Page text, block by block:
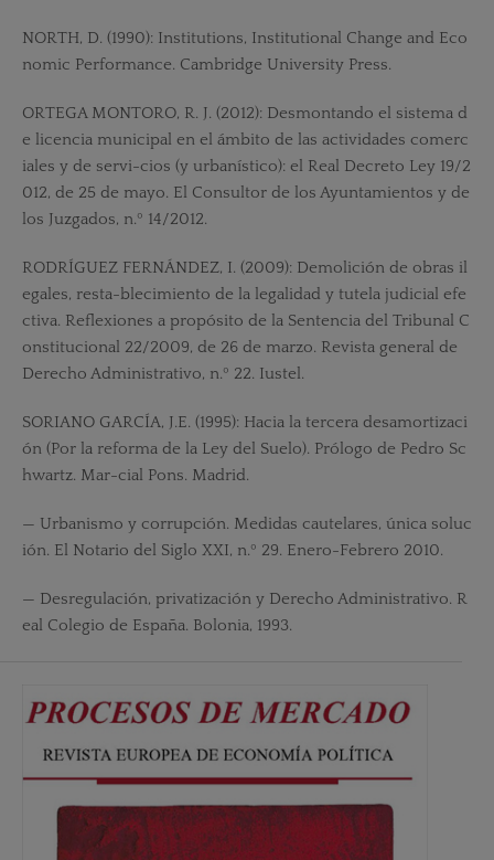
NORTH, D. (1990): Institutions, Institutional Change and Eco
nomic Performance. Cambridge University Press.
ORTEGA MONTORO, R. J. (2012): Desmontando el sistema d
e licencia municipal en el ámbito de las actividades comerc
iales y de servi-cios (y urbanístico): el Real Decreto Ley 19/2
012, de 25 de mayo. El Consultor de los Ayuntamientos y de
los Juzgados, n.º 14/2012.
RODRÍGUEZ FERNÁNDEZ, I. (2009): Demolición de obras il
egales, resta-blecimiento de la legalidad y tutela judicial efe
ctiva. Reflexiones a propósito de la Sentencia del Tribunal C
onstitucional 22/2009, de 26 de marzo. Revista general de
Derecho Administrativo, n.º 22. Iustel.
SORIANO GARCÍA, J.E. (1995): Hacia la tercera desamortizaci
ón (Por la reforma de la Ley del Suelo). Prólogo de Pedro Sc
hwartz. Mar-cial Pons. Madrid.
— Urbanismo y corrupción. Medidas cautelares, única soluc
ión. El Notario del Siglo XXI, n.º 29. Enero-Febrero 2010.
— Desregulación, privatización y Derecho Administrativo. R
eal Colegio de España. Bolonia, 1993.